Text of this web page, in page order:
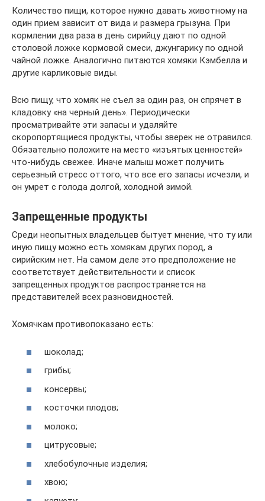
Количество пищи, которое нужно давать животному на
один прием зависит от вида и размера грызуна. При
кормлении два раза в день сирийцу дают по одной
столовой ложке кормовой смеси, джунгарику по одной
чайной ложке. Аналогично питаются хомяки Кэмбелла и
другие карликовые виды.
Всю пищу, что хомяк не съел за один раз, он спрячет в
кладовку «на черный день». Периодически
просматривайте эти запасы и удаляйте
скоропортящиеся продукты, чтобы зверек не отравился.
Обязательно положите на место «изъятых ценностей»
что-нибудь свежее. Иначе малыш может получить
серьезный стресс оттого, что все его запасы исчезли, и
он умрет с голода долгой, холодной зимой.
Запрещенные продукты
Среди неопытных владельцев бытует мнение, что ту или
иную пищу можно есть хомякам других пород, а
сирийским нет. На самом деле это предположение не
соответствует действительности и список
запрещенных продуктов распространяется на
представителей всех разновидностей.
Хомячкам противопоказано есть:
шоколад;
грибы;
консервы;
косточки плодов;
молоко;
цитрусовые;
хлебобулочные изделия;
хвою;